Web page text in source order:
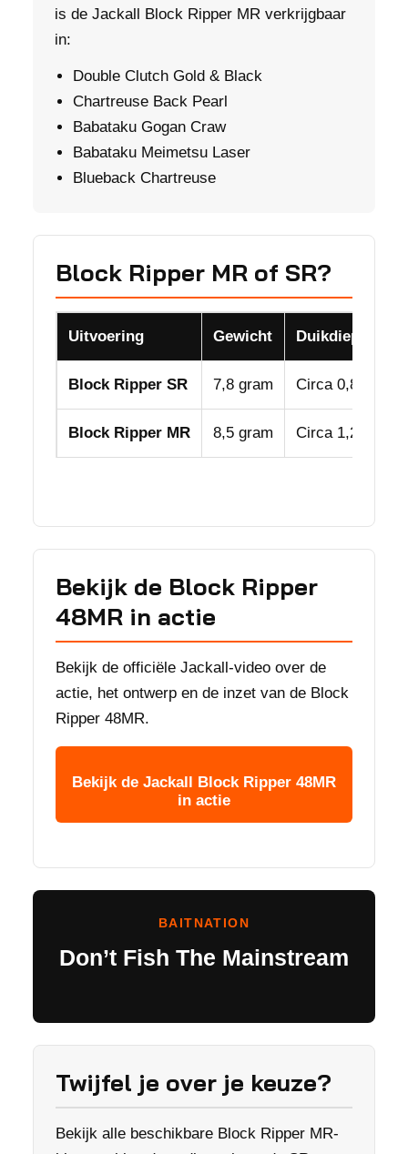
is de Jackall Block Ripper MR verkrijgbaar
in:
Double Clutch Gold & Black
Chartreuse Back Pearl
Babataku Gogan Craw
Babataku Meimetsu Laser
Blueback Chartreuse
Block Ripper MR of SR?
Uitvoering Gewicht Duikdiepte
Block Ripper SR 7,8 gram Circa 0,8 meter
Block Ripper MR 8,5 gram Circa 1,2 meter
Bekijk de Block Ripper
48MR in actie
Bekijk de officiële Jackall-video over de
actie, het ontwerp en de inzet van de Block
Ripper 48MR.
Bekijk de Jackall Block Ripper 48MR
in actie
BAITNATION
Don’t Fish The Mainstream
Twijfel je over je keuze?
Bekijk alle beschikbare Block Ripper MR-